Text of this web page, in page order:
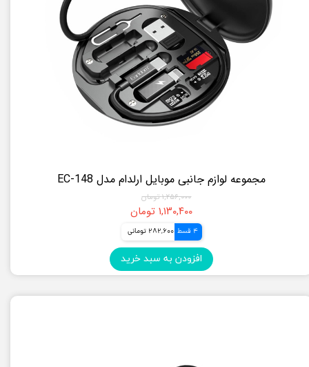
مجموعه لوازم جانبی موبایل ارلدام مدل EC-148
۱,۲۵۶,۰۰۰ تومان
۱,۱۳۰,۴۰۰ تومان
4 قسط 282,600 تومانی
افزودن به سبد خرید